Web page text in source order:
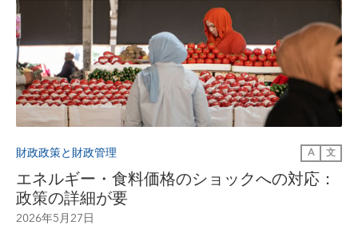
財政政策と財政管理 A 文
エネルギー・食料価格のショックへの対応：
政策の詳細が要
2026年5月27日